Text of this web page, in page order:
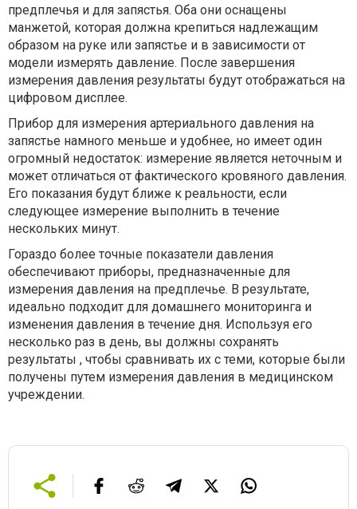
предплечья и для запястья. Оба они оснащены
манжетой, которая должна крепиться надлежащим
образом на руке или запястье и в зависимости от
модели измерять давление. После завершения
измерения давления результаты будут отображаться на
цифровом дисплее.
Прибор для измерения артериального давления на
запястье намного меньше и удобнее, но имеет один
огромный недостаток: измерение является неточным и
может отличаться от фактического кровяного давления.
Его показания будут ближе к реальности, если
следующее измерение выполнить в течение
нескольких минут.
Гораздо более точные показатели давления
обеспечивают приборы, предназначенные для
измерения давления на предплечье. В результате,
идеально подходит для домашнего мониторинга и
изменения давления в течение дня. Используя его
несколько раз в день, вы должны сохранять
результаты , чтобы сравнивать их с теми, которые были
получены путем измерения давления в медицинском
учреждении.